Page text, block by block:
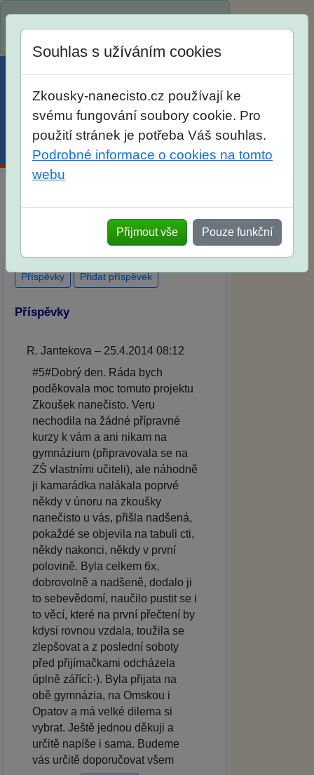
SŠ? Vaše ohlasy po skutečných
přijímacích zkouškách
Souhlas s užíváním cookies
Zkousky-nanecisto.cz používají ke
svému fungování soubory cookie. Pro
použití stránek je potřeba Váš souhlas.
Podrobné informace o cookies na tomto
webu
Přijmout vše Pouze funkční
Příspěvky Přidat příspěvek
Příspěvky
R. Jantekova – 25.4.2014 08:12
#5#Dobrý den. Ráda bych
poděkovala moc tomuto projektu
Zkoušek nanečisto. Veru
nechodila na žádné přípravné
kurzy k vám a ani nikam na
gymnázium (připravovala se na
ZŠ vlastními učiteli), ale náhodně
ji kamarádka nalákala poprvé
někdy v únoru na zkoušky
nanečisto u vás, přišla nadšená,
pokaždé se objevila na tabuli cti,
někdy nakonci, někdy v první
polovině. Byla celkem 6x,
dobrovolně a nadšeně, dodalo ji
to sebevědomí, naučilo pustit se i
to věcí, které na první přečtení by
kdysi rovnou vzdala, toužila se
zlepšovat a z poslední soboty
před přijímačkami odcházela
úplně zářící:-). Byla přijata na
obě gymnázia, na Omskou i
Opatov a má velké dilema si
vybrat. Ještě jednou děkuji a
určitě napíše i sama. Budeme
vás určitě doporučovat všem